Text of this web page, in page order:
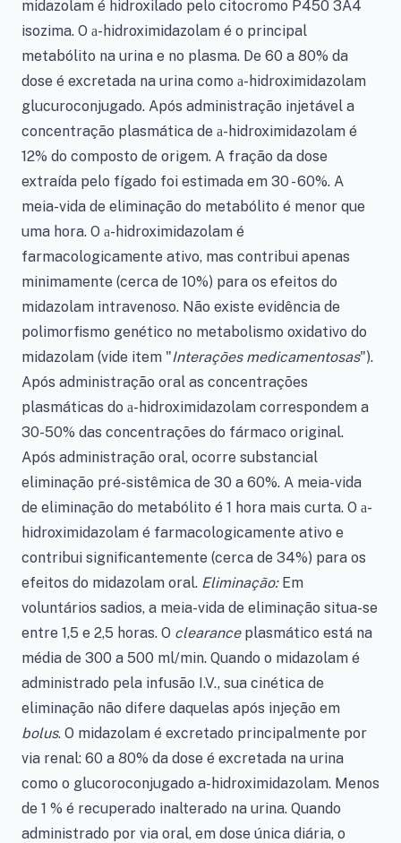
midazolam é hidroxilado pelo citocromo P450 3A4
isozima. O a-hidroximidazolam é o principal
metabólito na urina e no plasma. De 60 a 80% da
dose é excretada na urina como a-hidroximidazolam
glucuroconjugado. Após administração injetável a
concentração plasmática de a-hidroximidazolam é
12% do composto de origem. A fração da dose
extraída pelo fígado foi estimada em 30 - 60%. A
meia-vida de eliminação do metabólito é menor que
uma hora. O a-hidroximidazolam é
farmacologicamente ativo, mas contribui apenas
minimamente (cerca de 10%) para os efeitos do
midazolam intravenoso. Não existe evidência de
polimorfismo genético no metabolismo oxidativo do
midazolam (vide item "Interações medicamentosas").
Após administração oral as concentrações
plasmáticas do a-hidroximidazolam correspondem a
30-50% das concentrações do fármaco original.
Após administração oral, ocorre substancial
eliminação pré-sistêmica de 30 a 60%. A meia-vida
de eliminação do metabólito é 1 hora mais curta. O a-
hidroximidazolam é farmacologicamente ativo e
contribui significantemente (cerca de 34%) para os
efeitos do midazolam oral. Eliminação: Em
voluntários sadios, a meia-vida de eliminação situa-se
entre 1,5 e 2,5 horas. O clearanceplasmático está na
média de 300 a 500 ml/min. Quando o midazolam é
administrado pela infusão I.V., sua cinética de
eliminação não difere daquelas após injeção em
bolus. O midazolam é excretado principalmente por
via renal: 60 a 80% da dose é excretada na urina
como o glucoroconjugado a-hidroximidazolam. Menos
de 1 % é recuperado inalterado na urina. Quando
administrado por via oral, em dose única diária, o